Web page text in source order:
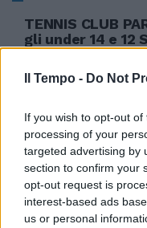
Il Tempo - Do Not
If you wish to opt-out
processing of your
targeted advertising by
section to confirm your
opt-out request is
interest-based ads
us or personal
TENNIS CLUB
gli under 14 e 12
sui campi del
gli Internazionali
14.
UNDER 21
Russia L'Italia
battuto i pari